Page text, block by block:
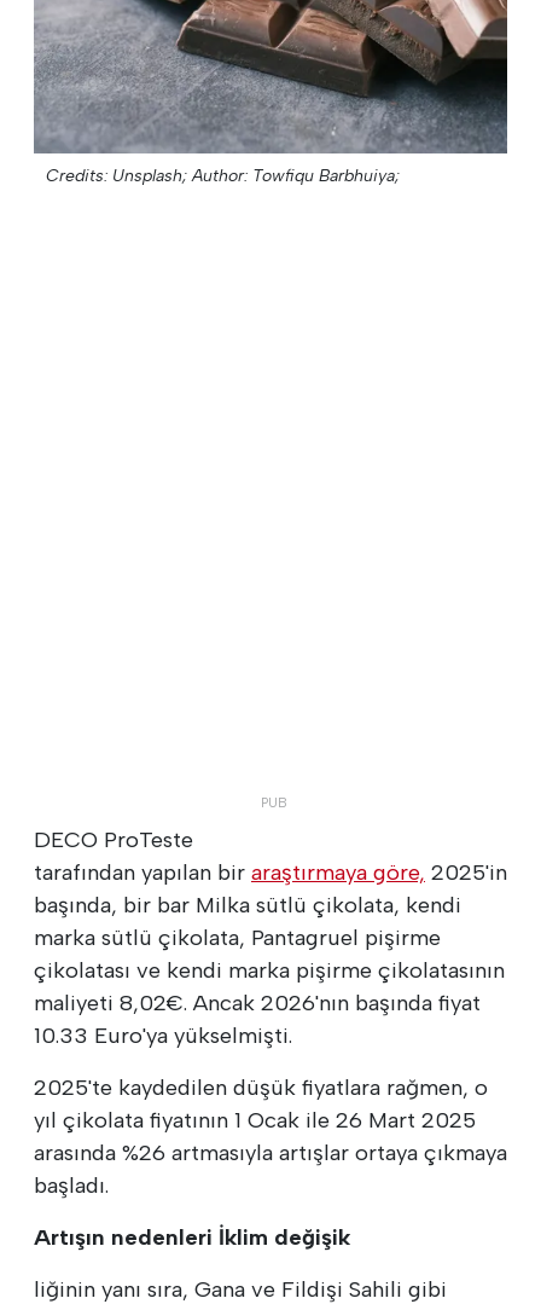
Credits: Unsplash; Author: Towfiqu Barbhuiya;
DECO ProTeste
tarafından yapılan bir araştırmaya göre, 2025'in
başında, bir bar Milka sütlü çikolata, kendi
marka sütlü çikolata, Pantagruel pişirme
çikolatası ve kendi marka pişirme çikolatasının
maliyeti 8,02€. Ancak 2026'nın başında fiyat
10.33 Euro'ya yükselmişti.
2025'te kaydedilen düşük fiyatlara rağmen, o
yıl çikolata fiyatının 1 Ocak ile 26 Mart 2025
arasında %26 artmasıyla artışlar ortaya çıkmaya
başladı.
Artışın nedenleri İklim değişik
liğinin yanı sıra, Gana ve Fildişi Sahili gibi